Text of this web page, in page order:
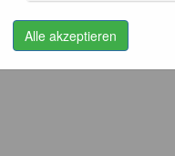
Alle akzeptieren